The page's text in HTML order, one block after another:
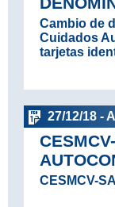
Cambio de
Cuidados
tarjetas
27/12/18 -
CESMCV-